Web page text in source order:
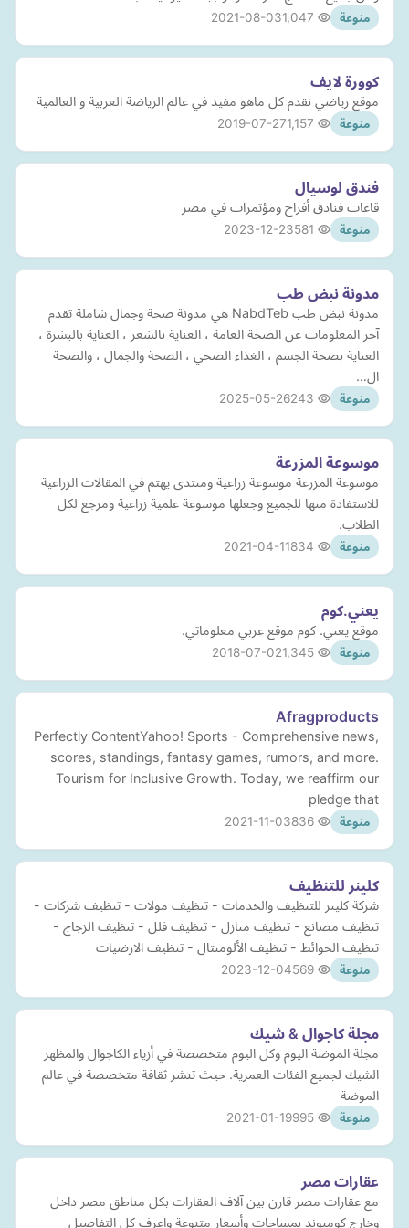
منوعة 2021-08-03
كوورة لايف
موقع رياضي نقدم كل ماهو مفيد في عالم الرياضة العربية و العالمية
منوعة 2019-07-27
فندق لوسيال
قاعات فنادق أفراح ومؤتمرات في مصر
منوعة 2023-12-23
مدونة نبض طب
مدونة نبض طب NabdTeb هي مدونة صحة وجمال شاملة تقدم
آخر المعلومات عن الصحة العامة ، العناية بالشعر ، العناية بالبشرة ،
العناية بصحة الجسم ، الغذاء الصحي ، الصحة والجمال ، والصحة
ال…
منوعة 2025-05-26
موسوعة المزرعة
موسوعة المزرعة موسوعة زراعية ومنتدى يهتم في المقالات الزراعية
للاستفادة منها للجميع وجعلها موسوعة علمية زراعية ومرجع لكل
الطلاب.
منوعة 2021-04-11
يعني.كوم
موقع يعني. كوم موقع عربي معلوماتي.
منوعة 2018-07-02
Afragproducts
Perfectly ContentYahoo! Sports - Comprehensive news,
scores, standings, fantasy games, rumors, and more.
Tourism for Inclusive Growth. Today, we reaffirm our
pledge that
منوعة 2021-11-03
كلينر للتنظيف
شركة كلينر للتنظيف والخدمات - تنظيف مولات - تنظيف شركات -
تنظيف مصانع - تنظيف منازل - تنظيف فلل - تنظيف الزجاج -
تنظيف الحوائط - تنظيف الألومنتال - تنظيف الارضيات
منوعة 2023-12-04
مجلة كاجوال & شيك
مجلة الموضة اليوم وكل اليوم متخصصة في أزياء الكاجوال والمظهر
الشيك لجميع الفئات العمرية. حيث تنشر ثقافة متخصصة في عالم
الموضة
منوعة 2021-01-19
عقارات مصر
مع عقارات مصر قارن بين آلاف العقارات بكل مناطق مصر داخل
وخارج كومبوند بمساحات وأسعار متنوعة واعرف كل التفاصيل